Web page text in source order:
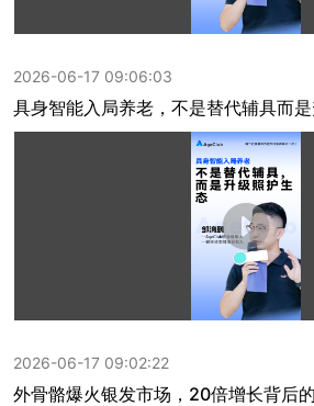
2026-06-17 09:06:03
具身智能入局养老，不是替代辅具而
2026-06-17 09:02:22
外骨骼爆火银发市场，20倍增长背后